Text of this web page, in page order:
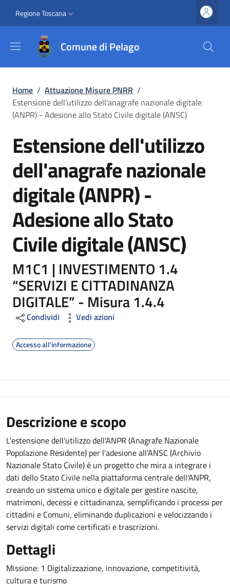
Slim top
Regione Toscana
Comune di Pelago
Briciole di pane
Home / Attuazione Misure PNRR /
Estensione dell'utilizzo dell'anagrafe nazionale digitale
(ANPR) - Adesione allo Stato Civile digitale (ANSC)
Estensione dell'utilizzo
dell'anagrafe nazionale
digitale (ANPR) -
Adesione allo Stato
Civile digitale (ANSC)
M1C1 | INVESTIMENTO 1.4
“SERVIZI E CITTADINANZA
DIGITALE” - Misura 1.4.4
Condividi Vedi azioni
Accesso all'informazione
Descrizione e scopo
L'estensione dell'utilizzo dell'ANPR (Anagrafe Nazionale
Popolazione Residente) per l'adesione all'ANSC (Archivio
Nazionale Stato Civile) è un progetto che mira a integrare i
dati dello Stato Civile nella piattaforma centrale dell'ANPR,
creando un sistema unico e digitale per gestire nascite,
matrimoni, decessi e cittadinanza, semplificando i processi per
cittadini e Comuni, eliminando duplicazioni e velocizzando i
servizi digitali come certificati e trascrizioni.
Dettagli
Missione: 1 Digitalizzazione, innovazione, competitività,
cultura e turismo